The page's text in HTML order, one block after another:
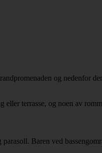
og nedenfor
terrasse, og noen av
Baren ved